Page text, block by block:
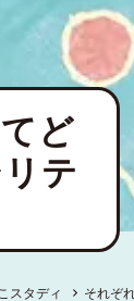
ど
テ
スタディ
それぞ